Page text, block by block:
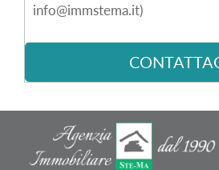
info@immstema.it)